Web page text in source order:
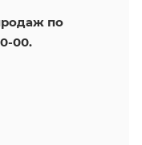
по
00.